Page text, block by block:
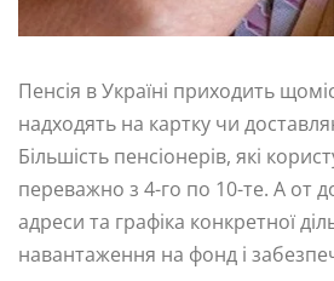
Пенсія в Україні приходить
надходять на картку чи
Більшість пенсіонерів, які
переважно з 4-го по 10-те. А от
адреси та графіка конкретної
навантаження на фонд і